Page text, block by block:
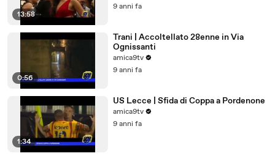
13:58
9 anni fa
0:56
Trani | Accoltellato 28enne in Via
Ognissanti
amica9tv
9 anni fa
1:34
US Lecce | Sfida di Coppa a Pordenone
amica9tv
9 anni fa